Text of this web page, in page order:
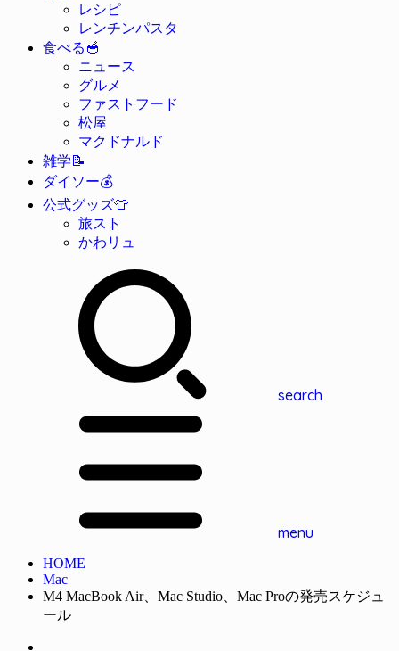
レシピ
レンチンパスタ
食べる 🥣
ニュース
グルメ
ファストフード
松屋
マクドナルド
雑学📝
ダイソー💰
公式グッズ👕
旅スト
かわリュ
search
menu
HOME
Mac
M4 MacBook Air、Mac Studio、Mac Proの発売スケジュ
ール